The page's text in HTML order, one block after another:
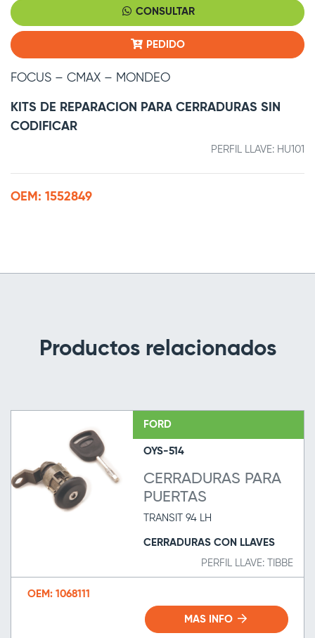
CONSULTAR
PEDIDO
FOCUS – CMAX – MONDEO
KITS DE REPARACION PARA CERRADURAS SIN
CODIFICAR
PERFIL LLAVE: HU101
OEM: 1552849
Productos relacionados
FORD
OYS-514
CERRADURAS PARA
PUERTAS
TRANSIT 94 LH
CERRADURAS CON LLAVES
PERFIL LLAVE: TIBBE
OEM: 1068111
MAS INFO